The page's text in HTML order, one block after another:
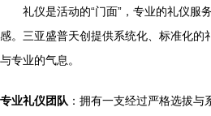
礼仪是活动的“门面”，专业的礼仪服
感。三亚盛普天创提供系统化、标准化的
与专业的气息。
专业礼仪团队 ：拥有一支经过严格选拔